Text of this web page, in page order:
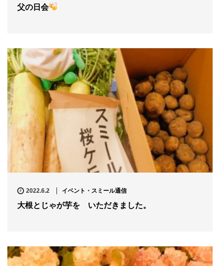
父の日会
2022.6.2 イベント・スミール通信
大根とじゃが芋を いただきました。